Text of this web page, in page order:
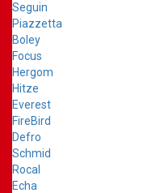
Seguin
Piazzetta
Boley
Focus
Hergom
Hitze
Everest
FireBird
Defro
Schmid
Rocal
Echa